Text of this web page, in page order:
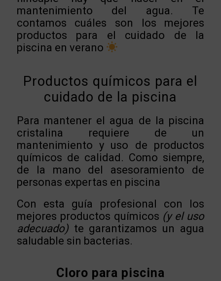
mantenimiento del agua. Te
contamos cuáles son los mejores
productos para el cuidado de la
piscina en verano
Productos químicos para el
cuidado de la piscina
Para mantener el agua de la piscina
cristalina requiere de un
mantenimiento y uso de productos
químicos de calidad. Como siempre,
de la mano del asesoramiento de
personas expertas en piscina
Con esta guía profesional con los
mejores productos químicos (y el uso
adecuado)te garantizamos un agua
saludable sin bacterias.
Cloro para piscina